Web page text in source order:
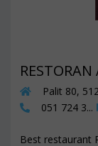
Palit 80,
051 724 3...
Best restaurant